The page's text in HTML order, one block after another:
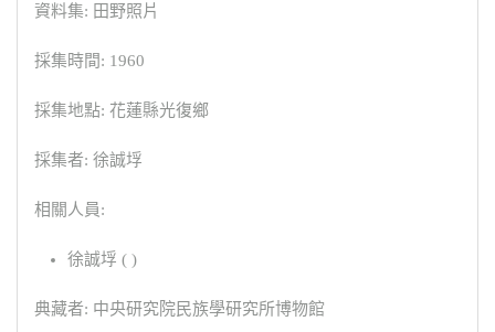
資料集: 田野照片
採集時間: 1960
採集地點: 花蓮縣光復鄉
採集者: 徐誠垺
相關人員:
徐誠垺 ( )
典藏者: 中央研究院民族學研究所博物館